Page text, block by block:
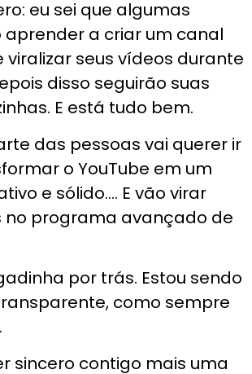
eu sei que algumas
aprender a criar um canal
viralizar seus vídeos durante
disso seguirão suas
E está tudo bem.
das pessoas vai querer ir
o YouTube em um
e sólido…. E vão virar
no programa avançado de
por trás. Estou sendo
como sempre
sincero contigo mais uma